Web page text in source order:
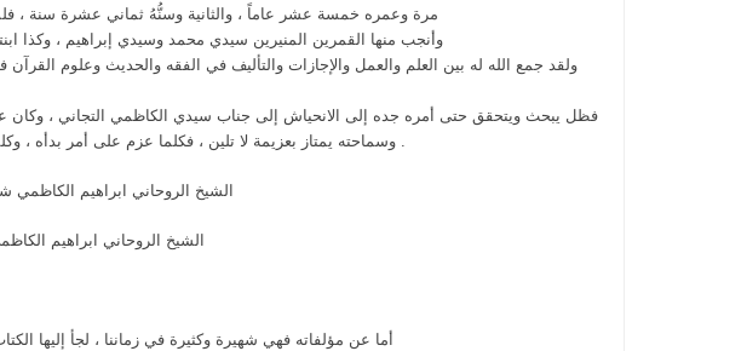
مرة وعمره خمسة عشر عاماً ، والثانية وسنُّهُ ثماني عشرة سنة ،
وأنجب منها القمرين المنيرين سيدي محمد وسيدي إبراهيم ، وكذا
ولقد جمع الله له بين العلم والعمل والإجازات والتأليف في الفقه والحديث وعلوم
فظل يبحث ويتحقق حتى أمره جده إلى الانحياش إلى جناب سيدي الكاظمي التجاني ، وكان
. وسماحته يمتاز بعزيمة لا تلين ، فكلما عزم على أمر بدأه ،
الشيخ الروحاني ابراهيم الكاظمي شيخ
الشيخ الروحاني ابراهيم الكاظمي
أما عن مؤلفاته فهي شهيرة وكثيرة في زماننا ، لجأ إليها